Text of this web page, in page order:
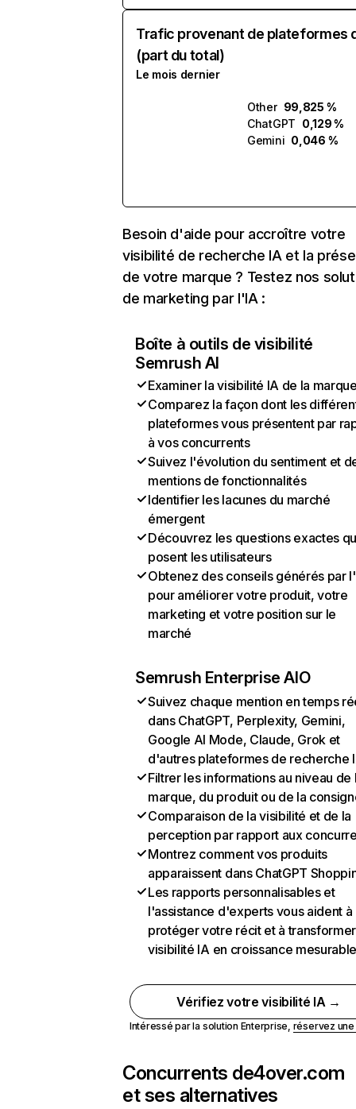
Trafic provenant de plateformes
(part du total)
Le mois dernier
Other 99,825 %
ChatGPT 0,129 %
Gemini 0,046 %
Besoin d'aide pour accroître votre
visibilité de recherche IA et la
de votre marque ? Testez nos
de marketing par l'IA :
Boîte à outils de visibilité
Semrush AI
Examiner la visibilité IA de la
Comparez la façon dont les
plateformes vous présentent par
à vos concurrents
Suivez l'évolution du sentiment et
mentions de fonctionnalités
Identifier les lacunes du marché
émergent
Découvrez les questions exactes
posent les utilisateurs
Obtenez des conseils générés par
pour améliorer votre produit, votre
marketing et votre position sur le
marché
Semrush Enterprise AIO
Suivez chaque mention en temps
dans ChatGPT, Perplexity, Gemini,
Google AI Mode, Claude, Grok et
d'autres plateformes de recherche
Filtrer les informations au niveau de
marque, du produit ou de la
Comparaison de la visibilité et de la
perception par rapport aux
Montrez comment vos produits
apparaissent dans ChatGPT
Les rapports personnalisables et
l'assistance d'experts vous aident à
protéger votre récit et à
visibilité IA en croissance
Vérifiez votre visibilité IA →
Intéressé par la solution Enterprise, réservez
Concurrents de4over.com
et ses alternatives